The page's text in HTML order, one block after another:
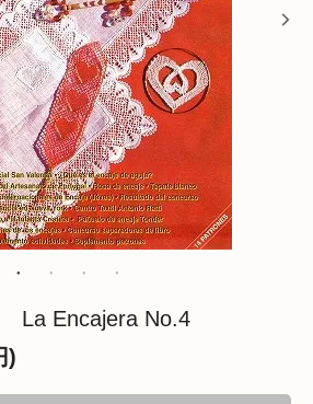
La Encajera No.4
)